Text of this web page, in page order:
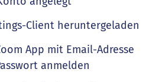
Client heruntergeladen
App mit Email-Adresse
anmelden